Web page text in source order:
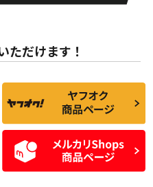
んどない中古品
C
られるが、使用に問
題のない中古品
D
残り溝も少なく、偏
磨耗がみられ、短期
間使用できるくらい
の中古品
ただけます！